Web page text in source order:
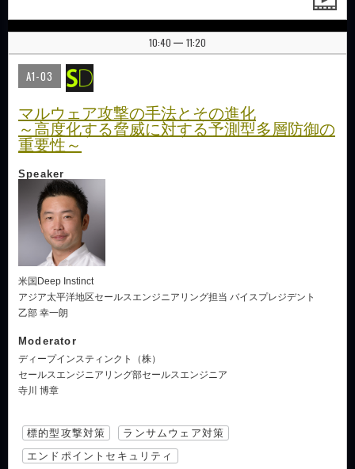
10:40 | 11:20
A1-03
マルウェア攻撃の手法とその進化
～高度化する脅威に対する予測型多層防御の
重要性～
Speaker
米国Deep Instinct
アジア太平洋地区セールスエンジニアリング担当 バイスプレジデント
乙部 幸一朗
Moderator
ディープインスティンクト（株）
セールスエンジニアリング部セールスエンジニア
寺川 博章
標的型攻撃対策
ランサムウェア対策
エンドポイントセキュリティ